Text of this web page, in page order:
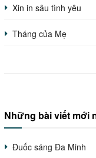
Xin in sâu tình yêu
Tháng của Mẹ
Những bài viết mới
Đuốc sáng Đa Minh